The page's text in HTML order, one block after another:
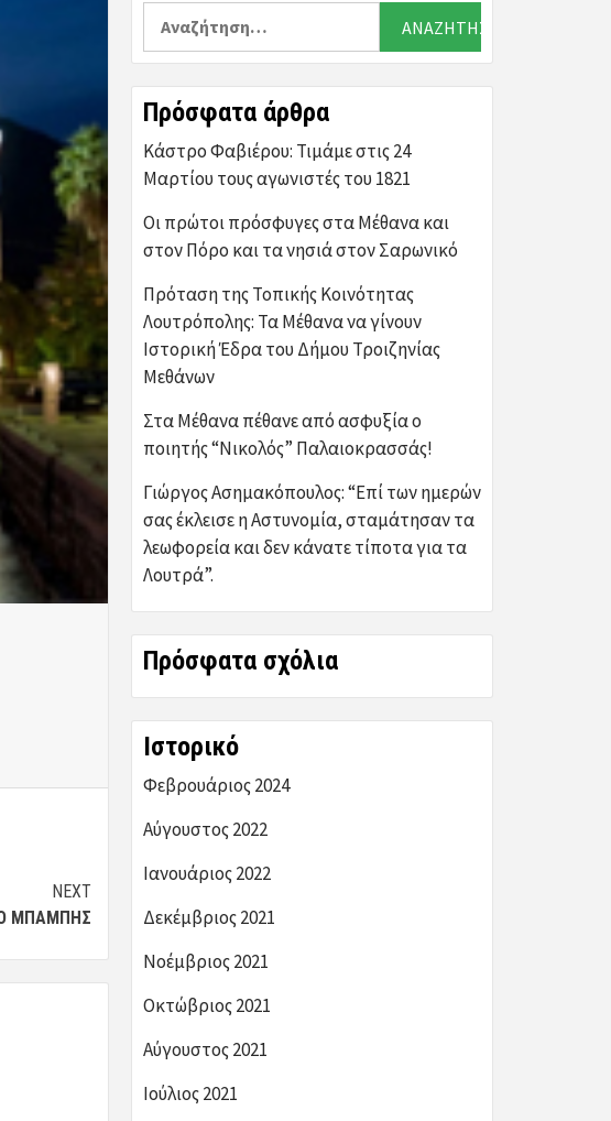
NEXT
ΜΠΑΜΠΗΣ
Αναζήτηση
Πρόσφατα άρθρα
Κάστρο Φαβιέρου: Τιμάμε στις 24
Μαρτίου τους αγωνιστές του 1821
Οι πρώτοι πρόσφυγες στα Μέθανα και
στον Πόρο και τα νησιά στον Σαρωνικό
Πρόταση της Τοπικής Κοινότητας
Λουτρόπολης: Τα Μέθανα να γίνουν
Ιστορική Έδρα του Δήμου Τροιζηνίας
Μεθάνων
Στα Μέθανα πέθανε από ασφυξία ο
ποιητής “Νικολός” Παλαιοκρασσάς!
Γιώργος Ασημακόπουλος: “Επί των ημερών
σας έκλεισε η Αστυνομία, σταμάτησαν τα
λεωφορεία και δεν κάνατε τίποτα για τα
Λουτρά”.
Πρόσφατα σχόλια
Ιστορικό
Φεβρουάριος 2024
Αύγουστος 2022
Ιανουάριος 2022
Δεκέμβριος 2021
Νοέμβριος 2021
Οκτώβριος 2021
Αύγουστος 2021
Ιούλιος 2021